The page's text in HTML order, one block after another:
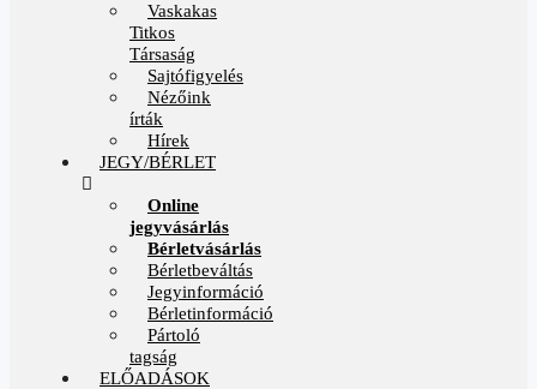
Vaskakas
Titkos
Társaság
Sajtófigyelés
Nézőink
írták
Hírek
JEGY/BÉRLET
Online
jegyvásárlás
Bérletvásárlás
Bérletbeváltás
Jegyinformáció
Bérletinformáció
Pártoló
tagság
ELŐADÁSOK